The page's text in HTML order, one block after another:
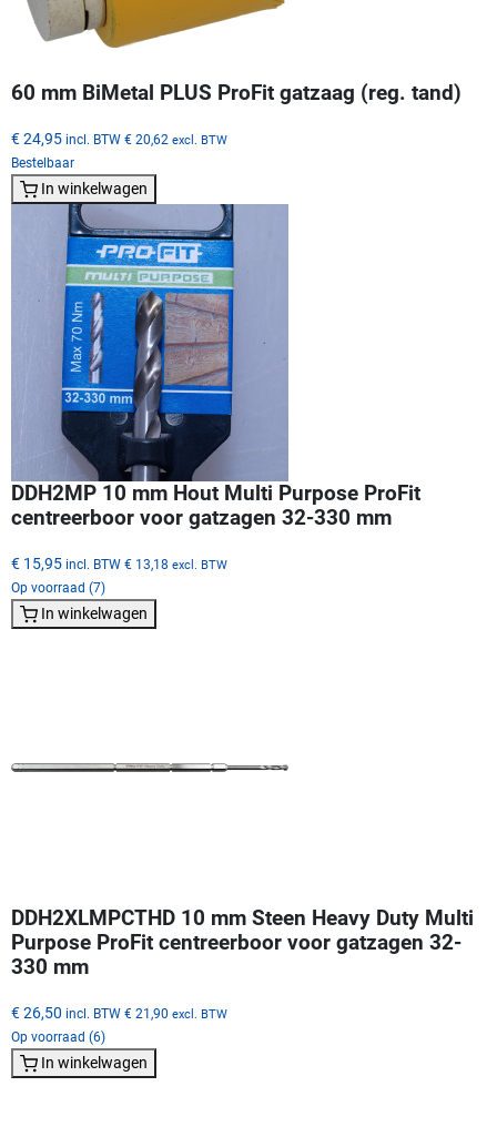
60 mm BiMetal PLUS ProFit gatzaag (reg. tand)
€ 24,95 incl. BTW € 20,62 excl. BTW
Bestelbaar
In winkelwagen
DDH2MP 10 mm Hout Multi Purpose ProFit
centreerboor voor gatzagen 32-330 mm
€ 15,95 incl. BTW € 13,18 excl. BTW
Op voorraad (7)
In winkelwagen
DDH2XLMPCTHD 10 mm Steen Heavy Duty Multi
Purpose ProFit centreerboor voor gatzagen 32-
330 mm
€ 26,50 incl. BTW € 21,90 excl. BTW
Op voorraad (6)
In winkelwagen